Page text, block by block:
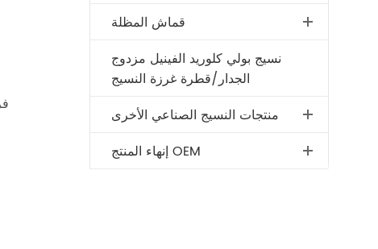
قماش المظلة
نسيج بولي كلوريد الفينيل مزدوج
الجدار/قطرة غرزة النسيج
منتجات النسيج الصناعي الأخرى
إنهاء المنتج OEM